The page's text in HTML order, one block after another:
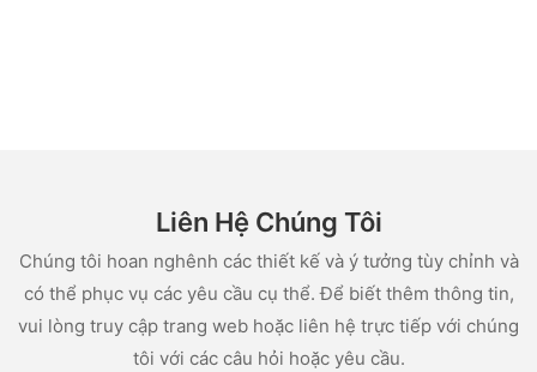
Liên Hệ Chúng Tôi
Chúng tôi hoan nghênh các thiết kế và ý tưởng tùy chỉnh và
có thể phục vụ các yêu cầu cụ thể. Để biết thêm thông tin,
vui lòng truy cập trang web hoặc liên hệ trực tiếp với chúng
tôi với các câu hỏi hoặc yêu cầu.